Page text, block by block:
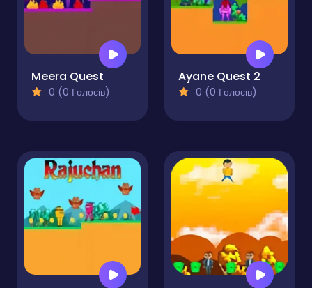
Meera Quest
0 (0 Голосів)
Ayane Quest 2
0 (0 Голосів)